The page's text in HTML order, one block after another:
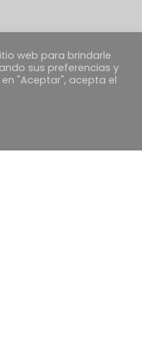
web para brindarle
sus preferencias y
"Aceptar", acepta el